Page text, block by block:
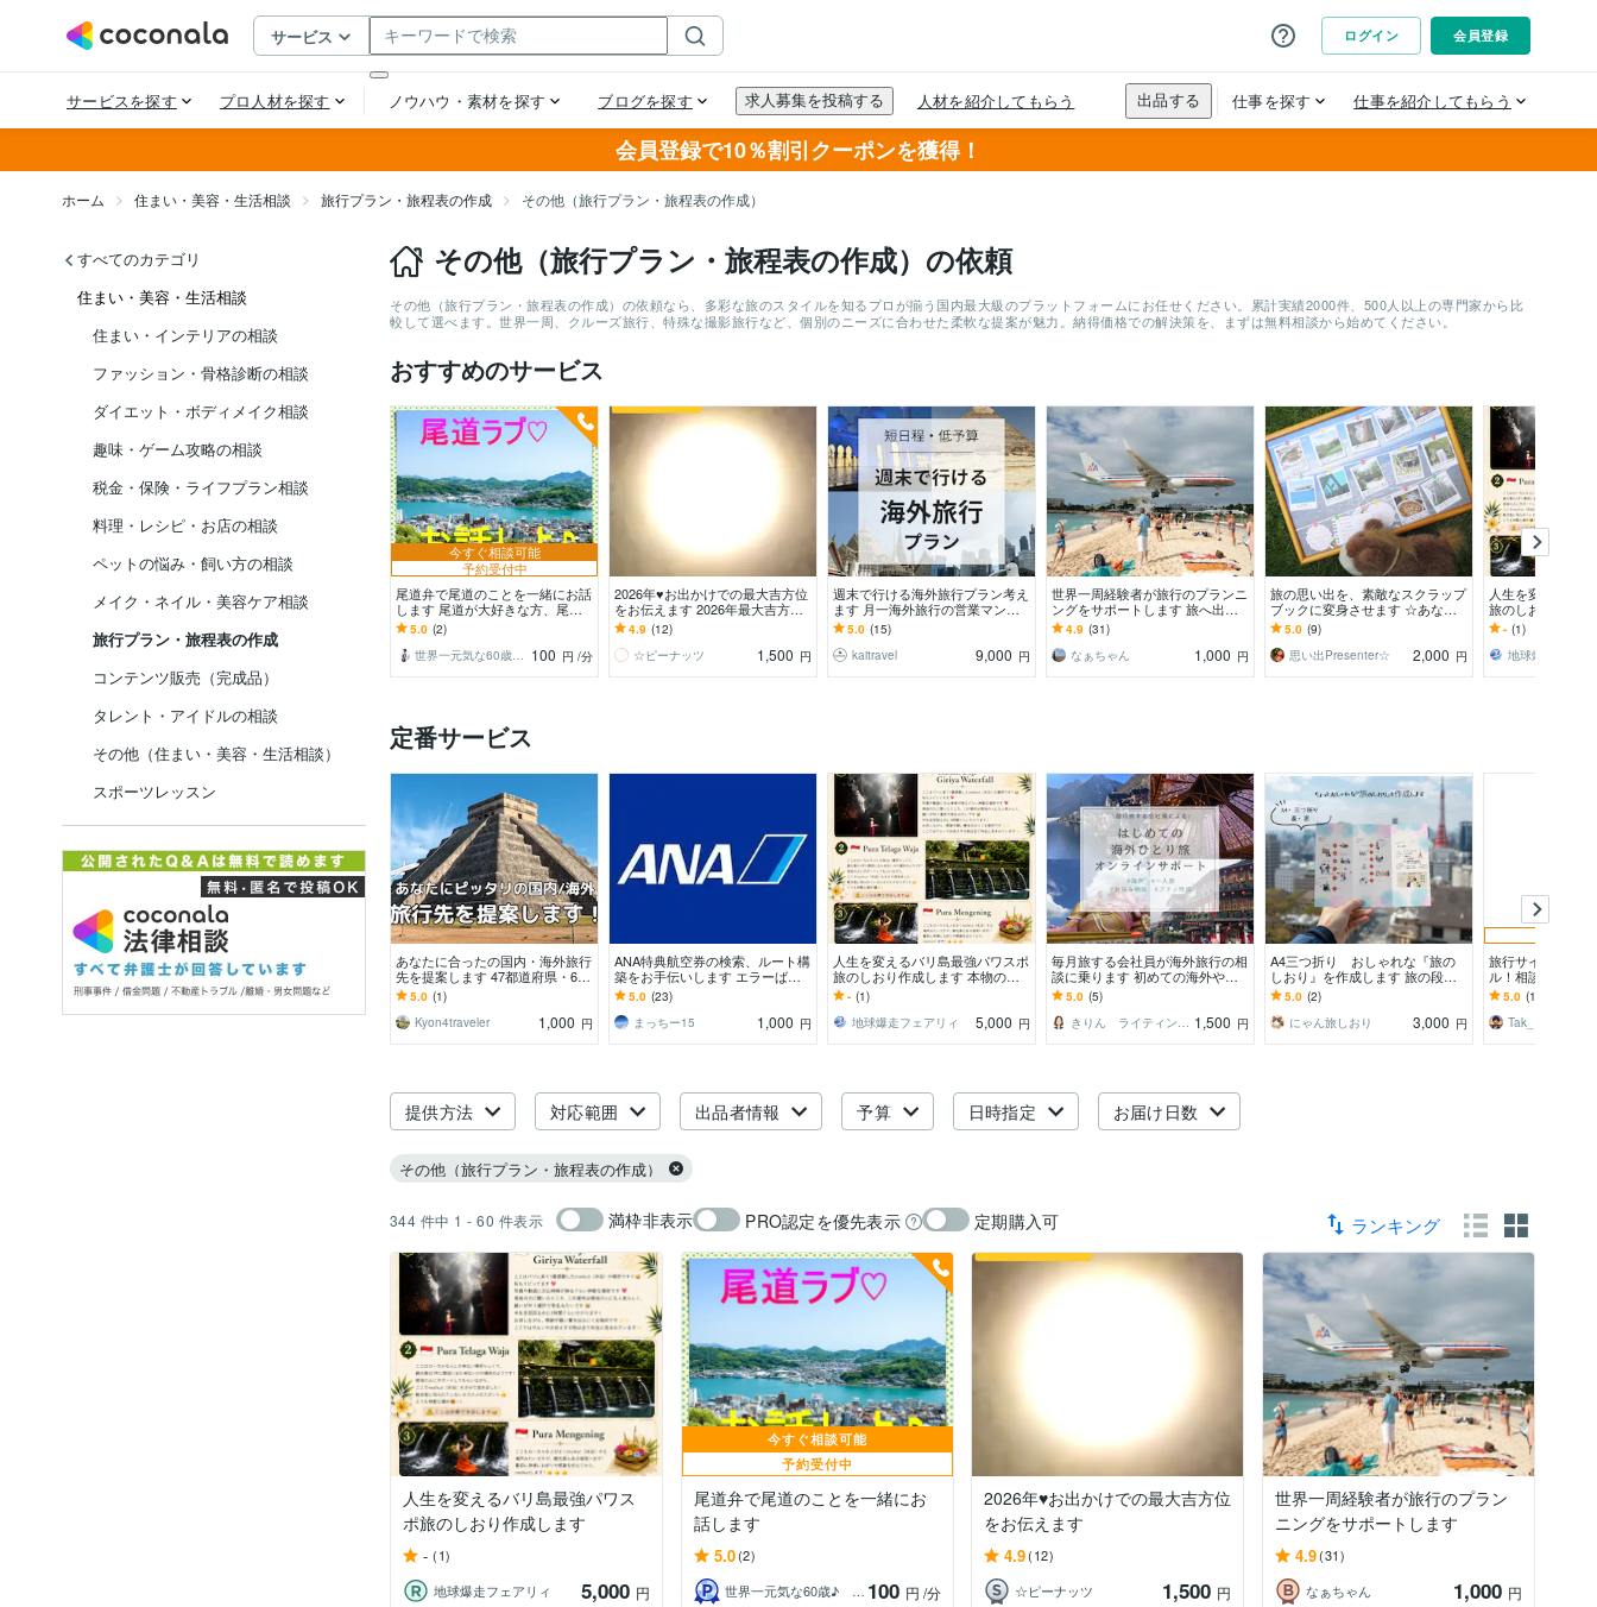
会員登録で10％割引クーポンを獲得！
ホーム 住まい・美容・生活相談 旅行プラン・旅程表の作成 その他（旅行プラン・旅程表の作成）
すべてのカテゴリ
住まい・美容・生活相談
住まい・インテリアの相談
ファッション・骨格診断の相談
ダイエット・ボディメイク相談
趣味・ゲーム攻略の相談
税金・保険・ライフプラン相談
料理・レシピ・お店の相談
ペットの悩み・飼い方の相談
メイク・ネイル・美容ケア相談
旅行プラン・旅程表の作成
コンテンツ販売（完成品）
タレント・アイドルの相談
その他（住まい・美容・生活相談）
スポーツレッスン
その他（旅行プラン・旅程表の作成）の依頼
その他（旅行プラン・旅程表の作成）の依頼なら、多彩な旅のスタイルを知るプロが揃う国内最大級のプラットフォームにお任せください。累計実績2000件、500人以上の専門家から比
較して選べます。世界一周、クルーズ旅行、特殊な撮影旅行など、個別のニーズに合わせた柔軟な提案が魅力。納得価格での解決策を、まずは無料相談から始めてください。
おすすめのサービス
今すぐ相談可能
予約受付中
尾道弁で尾道のことを一緒にお話
します 尾道が大好きな方、尾道
について盛り上がりましょう
5.0 (2)
世界一元気な60歳♪ 藤野もえ 100 円 /分
2026年♥️お出かけでの最大吉方位
をお伝えます 2026年最大吉方位
で運をアップさせて強運体質にな
りましょう
4.9 (12)
☆ピーナッツ
1,500 円
週末で行ける海外旅行プラン考え
ます 月一海外旅行の営業マンが
贈る、短日程での充実プラン！
5.0 (15)
kaitravel
9,000 円
世界一周経験者が旅行のプランニ
ングをサポートします 旅へ出た
い方!出発前のプランニングをお
手伝いします!
4.9 (31)
なぁちゃん
1,000 円
旅の思い出を、素敵なスクラップ
ブックに変身させます ☆あなた
の思い出を、ポラロイド写真風に
☆
5.0 (9)
思い出Presenter☆
2,000 円
人生を変えるバ
旅のしおり作成
ワーを感じる神
をリセットする旅
- (1)
地球爆走フェア
定番サービス
あなたに合ったの国内・海外旅行
先を提案します 47都道府県・67
ヶ国への旅行経験があるバックパ
ッカーが提案
5.0 (1)
Kyon4traveler
1,000 円
ANA特典航空券の検索、ルート構
築をお手伝いします エラーばか
りの特典航空券の予約、代行検
索、ルート構築します！
5.0 (23)
まっちー15
1,000 円
人生を変えるバリ島最強パワスポ
旅のしおり作成します 本物のパ
ワーを感じる神聖な聖域で心と体
をリセットする旅へ
- (1)
地球爆走フェアリィ
5,000 円
毎月旅する会社員が海外旅行の相
談に乗ります 初めての海外や一
人旅でも安心！計画・準備をチャ
ットでサポート
5.0 (5)
きりん ライティング・学習支援 1,500 円
A4三つ折り おしゃれな『旅の
しおり』を作成します 旅の段取
りセンスよくまとめます。特別な
旅に持ち運びやすい1枚
5.0 (2)
にゃん旅しおり
3,000 円
旅行サイトや旅
ル！相談に乗り
勤務のわたしが
5.0 (1)
Tak_1989
提供方法 対応範囲 出品者情報 予算 日時指定 お届け日数
その他（旅行プラン・旅程表の作成）
344 件中 1 - 60 件表示 満枠非表示 PRO認定を優先表示 定期購入可 ランキング
人生を変えるバリ島最強パワス
ポ旅のしおり作成します
- (1)
地球爆走フェアリィ
5,000 円
今すぐ相談可能
予約受付中
尾道弁で尾道のことを一緒にお
話します
5.0(2)
世界一元気な60歳♪ 藤野もえ 100 円 /分
2026年♥️お出かけでの最大吉方位
をお伝えます
4.9(12)
☆ピーナッツ
1,500 円
世界一周経験者が旅行のプラン
ニングをサポートします
4.9(31)
なぁちゃん
1,000 円